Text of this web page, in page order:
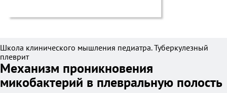
Школа клинического мышления педиатра. Туберкулезный
плеврит
Механизм проникновения
микобактерий в плевральную полость